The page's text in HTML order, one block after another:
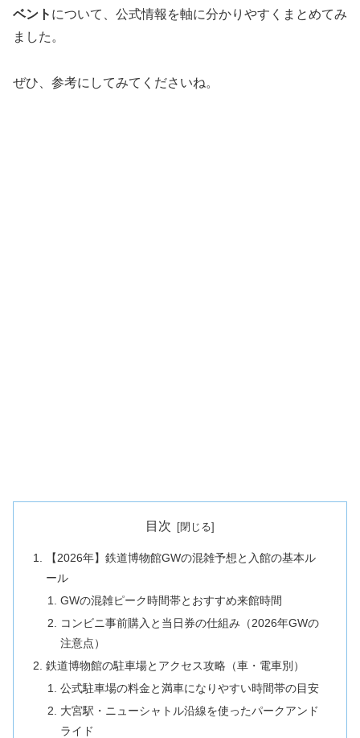
ベント について、公式情報を軸に分かりやすくまとめてみ
ました。
ぜひ、参考にしてみてくださいね。
目次
【2026年】鉄道博物館GWの混雑予想と入館の基本ル
ール
GWの混雑ピーク時間帯とおすすめ来館時間
コンビニ事前購入と当日券の仕組み（2026年GWの
注意点）
鉄道博物館の駐車場とアクセス攻略（車・電車別）
公式駐車場の料金と満車になりやすい時間帯の目安
大宮駅・ニューシャトル沿線を使ったパークアンド
ライド